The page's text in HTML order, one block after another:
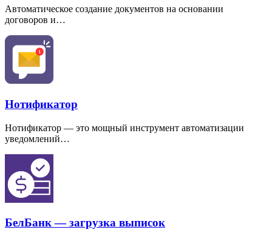
Автоматическое создание документов на основании
договоров и…
Нотификатор
Нотификатор — это мощный инструмент автоматизации
уведомлений…
БелБанк — загрузка выписок